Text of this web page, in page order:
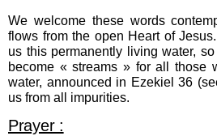
We welcome these words
flows from the open Heart of
us this permanently living water,
become « streams » for all those
water, announced in Ezekiel 36
us from all impurities.
Prayer :